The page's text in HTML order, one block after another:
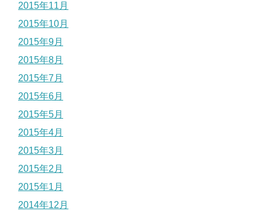
2015年11月
2015年10月
2015年9月
2015年8月
2015年7月
2015年6月
2015年5月
2015年4月
2015年3月
2015年2月
2015年1月
2014年12月